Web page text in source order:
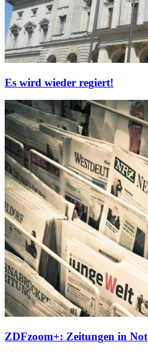
Es wird wieder regiert!
ZDFzoom+: Zeitungen in Not